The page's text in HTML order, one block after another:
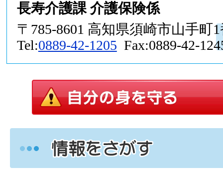
長寿介護課 介護保険係
〒785-8601 高知県須崎市山手町
Tel:0889-42-1205 Fax:0889-42-